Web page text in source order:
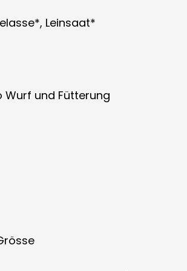
Leinsaat*
Wurf und Fütterung